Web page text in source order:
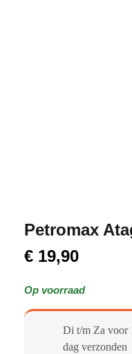
Petromax
€ 19,90
Op voorraad
Di t/m Za voor
dag verzonden​